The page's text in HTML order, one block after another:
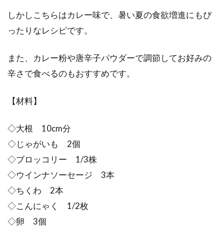
しかしこちらはカレー味で、暑い夏の食欲増進にもぴ
ったりなレシピです。
また、カレー粉や唐辛子パウダーで調節してお好みの
辛さで食べるのもおすすめです。
【材料】
◇大根 10cm分
◇じゃがいも 2個
◇ブロッコリー 1/3株
◇ウインナソーセージ 3本
◇ちくわ 2本
◇こんにゃく 1/2枚
◇卵 3個